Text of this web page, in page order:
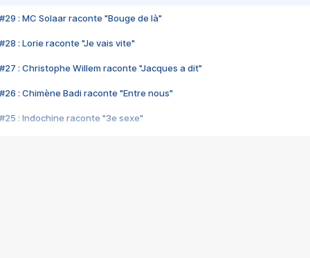
#29 : MC Solaar raconte "Bouge de là"
#28 : Lorie raconte "Je vais vite"
#27 : Christophe Willem raconte "Jacques a dit"
#26 : Chimène Badi raconte "Entre nous"
#25 : Indochine raconte "3e sexe"